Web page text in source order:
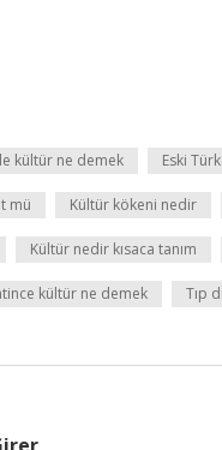
kültür ne demek Eski
mü Kültür kökeni nedir
Kültür nedir kısaca tanım
kültür ne demek Tıp